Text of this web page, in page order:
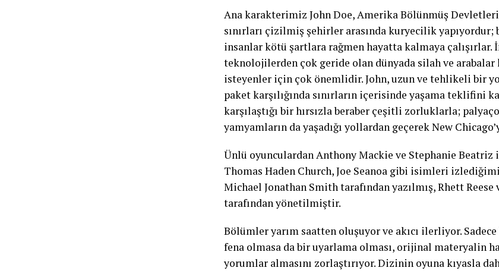
Ana karakterimiz John Doe, Amerika Bölünmüş
sınırları çizilmiş şehirler arasında kuryecilik yapıyordur;
insanlar kötü şartlara rağmen hayatta kalmaya çalışırlar.
teknolojilerden çok geride olan dünyada silah ve
isteyenler için çok önemlidir. John, uzun ve tehlikeli bir
paket karşılığında sınırların içerisinde yaşama teklifini
karşılaştığı bir hırsızla beraber çeşitli zorluklarla;
yamyamların da yaşadığı yollardan geçerek New
Ünlü oyunculardan Anthony Mackie ve Stephanie Beatriz
Thomas Haden Church, Joe Seanoa gibi isimleri
Michael Jonathan Smith tarafından yazılmış, Rhett Reese
tarafından yönetilmiştir.
Bölümler yarım saatten oluşuyor ve akıcı ilerliyor.
fena olmasa da bir uyarlama olması, orijinal materyalin
yorumlar almasını zorlaştırıyor. Dizinin oyuna kıyasla